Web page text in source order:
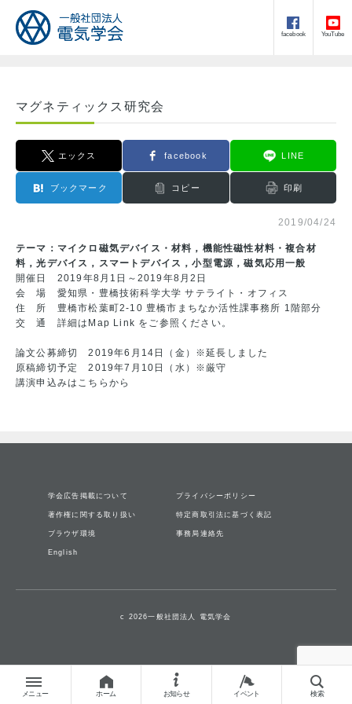
facebook YouTube
メニュー ホーム お知らせ イベント 検索
マグネティックス研究会
エックス facebook LINE
ブックマーク コピー 印刷
2019/04/24
テーマ：マイクロ磁気デバイス・材料，機能性磁性材料・複合材
料，光デバイス，スマートデバイス，小型電源，磁気応用一般
開催日 2019年8月1日～2019年8月2日
会 場 愛知県・豊橋技術科学大学 サテライト・オフィス
住 所 豊橋市松葉町2-10 豊橋市まちなか活性課事務所 1階部分
交 通 詳細は Map Link をご参照ください。
論文公募締切 2019年6月14日（金）※延長しました
原稿締切予定 2019年7月10日（水）※厳守
講演申込みは こちら から
学会広告掲載について プライバシーポリシー
著作権に関する取り扱い 特定商取引法に基づく表記
ブラウザ環境 事務局連絡先
English
c 2026一般社団法人 電気学会